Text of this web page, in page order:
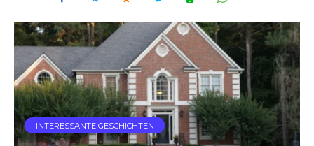
INTERESSANTE GESCHICHTEN